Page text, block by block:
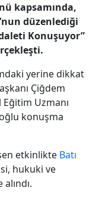
kapsamında,
düzenlediği
Konuşuyor”
yerine dikkat
Çiğdem
Uzmanı
konuşma
etkinlikte Batı
hukuki ve